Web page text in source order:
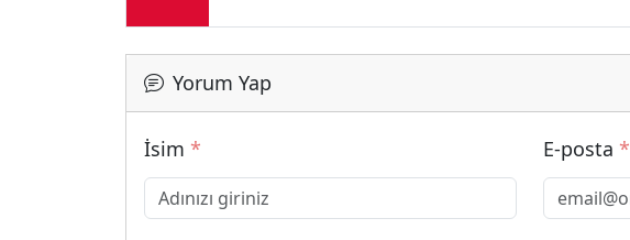
Yorum Yap
İsim * E-posta *